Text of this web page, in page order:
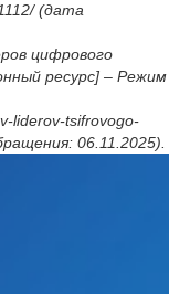
(дата
цифрового
ресурс] – Режим
liderov-tsifrovogo-
06.11.2025).